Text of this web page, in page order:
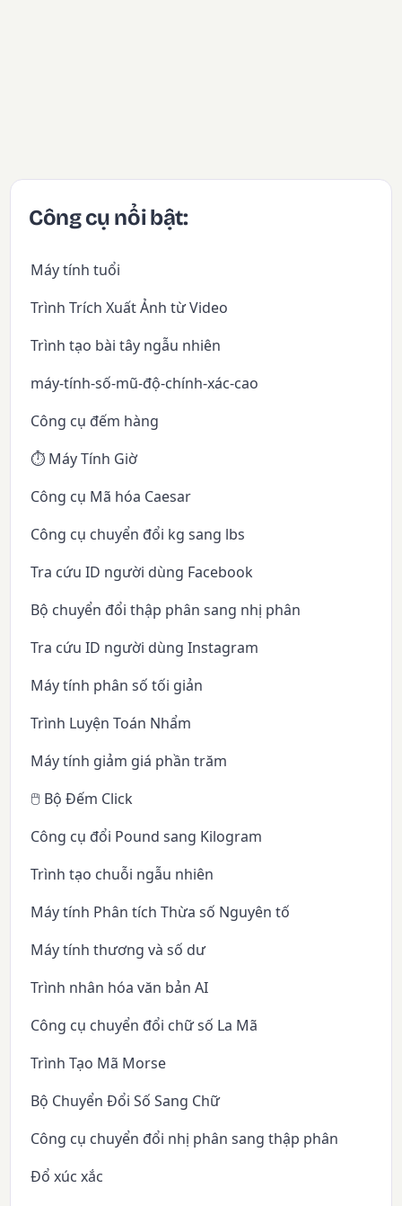
Công cụ nổi bật:
Máy tính tuổi
Trình Trích Xuất Ảnh từ Video
Trình tạo bài tây ngẫu nhiên
máy-tính-số-mũ-độ-chính-xác-cao
Công cụ đếm hàng
⏱️ Máy Tính Giờ
Công cụ Mã hóa Caesar
Công cụ chuyển đổi kg sang lbs
Tra cứu ID người dùng Facebook
Bộ chuyển đổi thập phân sang nhị phân
Tra cứu ID người dùng Instagram
Máy tính phân số tối giản
Trình Luyện Toán Nhẩm
Máy tính giảm giá phần trăm
🖱️ Bộ Đếm Click
Công cụ đổi Pound sang Kilogram
Trình tạo chuỗi ngẫu nhiên
Máy tính Phân tích Thừa số Nguyên tố
Máy tính thương và số dư
Trình nhân hóa văn bản AI
Công cụ chuyển đổi chữ số La Mã
Trình Tạo Mã Morse
Bộ Chuyển Đổi Số Sang Chữ
Công cụ chuyển đổi nhị phân sang thập phân
Đổ xúc xắc